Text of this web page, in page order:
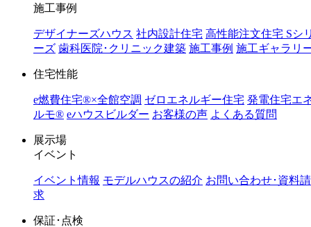
施工事例
デザイナーズハウス 社内設計住宅 高性能注文住宅 Sシ
ーズ 歯科医院･クリニック建築 施工事例 施工ギャラリ
住宅性能
e燃費住宅®︎×全館空調 ゼロエネルギー住宅 発電住宅エ
ルモ®︎ eハウスビルダー お客様の声 よくある質問
展示場
イベント
イベント情報 モデルハウスの紹介 お問い合わせ･資料請
求
保証･点検